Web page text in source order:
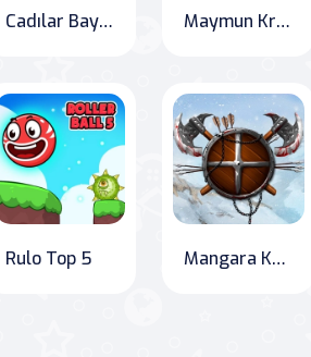
Cadılar Bayramı Adası Koşusu Maymun Krallık İmparatorluğu
Rulo Top 5 Mangara Kahramanları: Buz Tacı